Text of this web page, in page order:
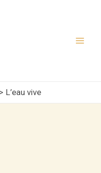
L’eau vive